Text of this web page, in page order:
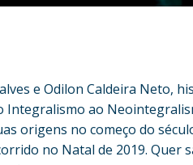
e Odilon Caldeira Neto,
Integralismo ao
origens no começo do
no Natal de 2019. Quer